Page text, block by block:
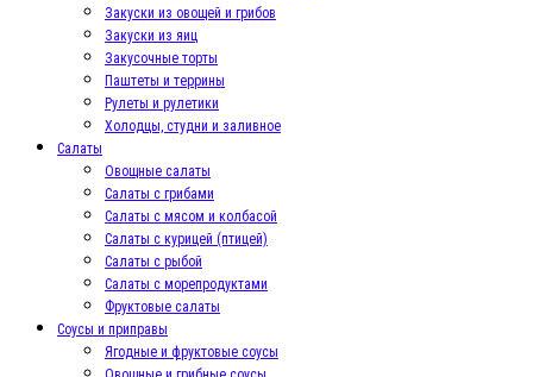
Закуски из овощей и грибов
Закуски из яиц
Закусочные торты
Паштеты и террины
Рулеты и рулетики
Холодцы, студни и заливное
Салаты
Овощные салаты
Салаты с грибами
Салаты с мясом и колбасой
Салаты с курицей (птицей)
Салаты с рыбой
Салаты с морепродуктами
Фруктовые салаты
Соусы и приправы
Ягодные и фруктовые соусы